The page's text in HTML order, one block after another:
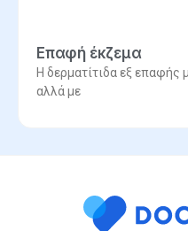
Επαφή έκζεμα
Η δερματίτιδα εξ επαφής
αλλά με